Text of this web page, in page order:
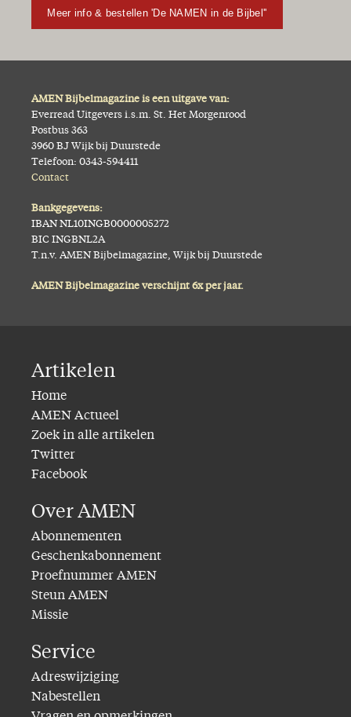
Meer info & bestellen 'De NAMEN in de Bijbel''
AMEN Bijbelmagazine is een uitgave van:
Everread Uitgevers i.s.m. St. Het Morgenrood
Postbus 363
3960 BJ Wijk bij Duurstede
Telefoon: 0343-594411
Contact
Bankgegevens:
IBAN NL10INGB0000005272
BIC INGBNL2A
T.n.v. AMEN Bijbelmagazine, Wijk bij Duurstede
AMEN Bijbelmagazine verschijnt 6x per jaar.
Artikelen
Home
AMEN Actueel
Zoek in alle artikelen
Twitter
Facebook
Over AMEN
Abonnementen
Geschenkabonnement
Proefnummer AMEN
Steun AMEN
Missie
Service
Adreswijziging
Nabestellen